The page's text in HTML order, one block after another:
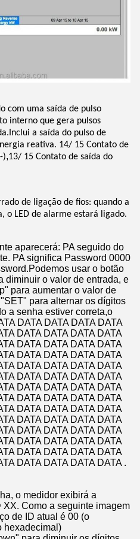
com uma saída de pulso
interno que gera pulsos
a saída do pulso de
reativa. 14/ 15 Contato de
),13/ 15 Contato de saída do
de ligação de fios: quando a
o LED de alarme estará ligado.
aparecerá: PA seguido do
PA significa Password 0000
usar o botão
diminuir o valor de entrada, e
para aumentar o valor de
para alternar os dígitos
a senha estiver correta,o
DATA DATA DATA DATA
DATA DATA DATA DATA
DATA DATA DATA DATA
DATA DATA DATA DATA
DATA DATA DATA DATA
DATA DATA DATA DATA
DATA DATA DATA DATA
DATA DATA DATA DATA
DATA DATA DATA DATA
DATA DATA DATA DATA
DATA DATA DATA DATA
DATA DATA DATA DATA
DATA DATA DATA DATA
DATA DATA DATA DATA .
o medidor exibirá a
Como a seguinte imagem
de ID atual é 00 (o
hexadecimal)